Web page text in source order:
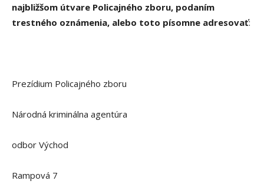
najbližšom útvare Policajného zboru, podaním
trestného oznámenia, alebo toto písomne adresovať:
Prezídium Policajného zboru
Národná kriminálna agentúra
odbor Východ
Rampová 7